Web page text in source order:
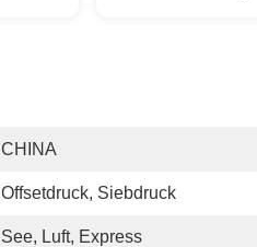
CHINA
Offsetdruck, Siebdruck
See, Luft, Express